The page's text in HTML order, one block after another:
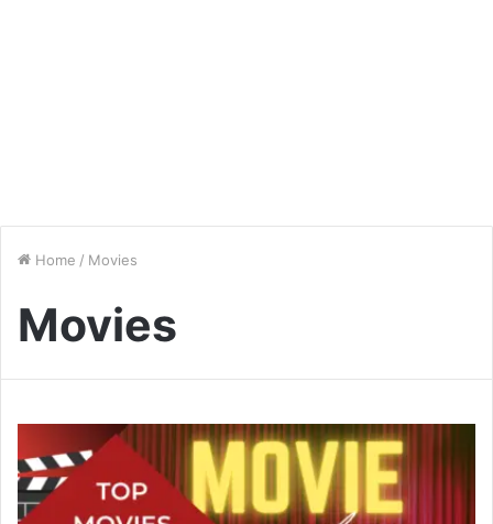
Home / Movies
Movies